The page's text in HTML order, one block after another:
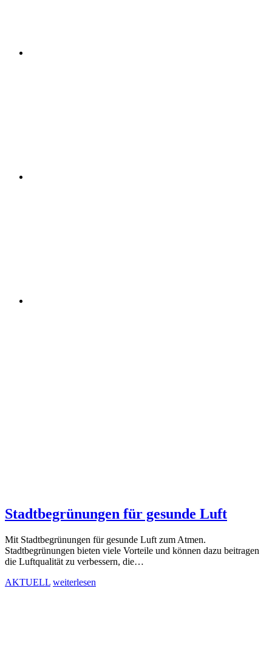
Stadtbegrünungen für gesunde Luft
Mit Stadtbegrünungen für gesunde Luft zum Atmen.
Stadtbegrünungen bieten viele Vorteile und können dazu beitragen
die Luftqualität zu verbessern, die…
AKTUELL weiterlesen